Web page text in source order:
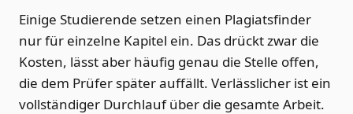
Einige Studierende setzen einen Plagiatsfinder
nur für einzelne Kapitel ein. Das drückt zwar die
Kosten, lässt aber häufig genau die Stelle offen,
die dem Prüfer später auffällt. Verlässlicher ist ein
vollständiger Durchlauf über die gesamte Arbeit.